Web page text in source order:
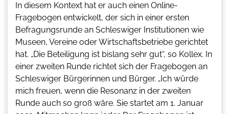
In diesem Kontext hat er auch einen Online-
Fragebogen entwickelt, der sich in einer ersten
Befragungsrunde an Schleswiger Institutionen wie
Museen, Vereine oder Wirtschaftsbetriebe gerichtet
hat. „Die Beteiligung ist bislang sehr gut“, so Kollex. In
einer zweiten Runde richtet sich der Fragebogen an
Schleswiger Bürgerinnen und Bürger. „Ich würde
mich freuen, wenn die Resonanz in der zweiten
Runde auch so groß wäre. Sie startet am 1. Januar